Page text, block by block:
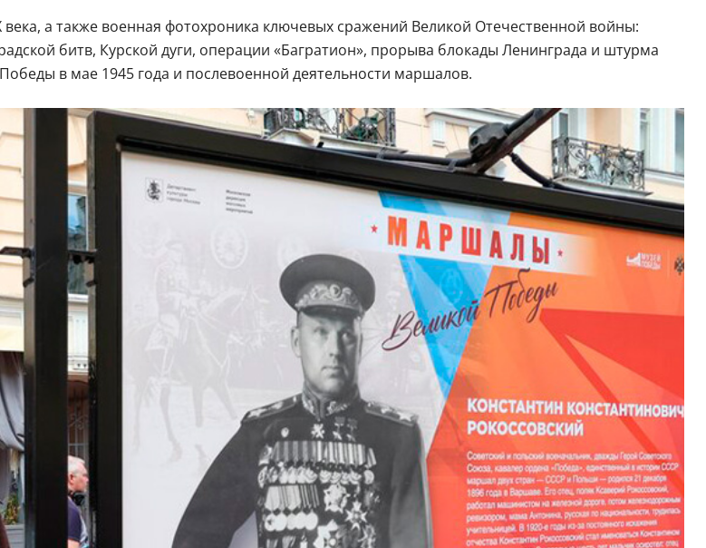
а также военная фотохроника ключевых сражений Великой Отечественной войны:
битв, Курской дуги, операции «Багратион», прорыва блокады Ленинграда и штурма
в мае 1945 года и послевоенной деятельности маршалов.